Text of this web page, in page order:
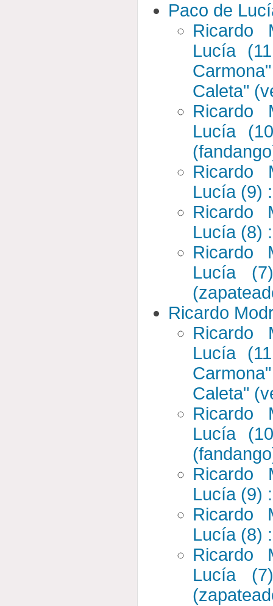
Paco de
Ricardo
Lucía
Caleta"
Ricardo
Lucía
Ricardo
Lucía (9)
Ricardo
Lucía (8)
Ricardo
Lucía
Ricardo
Ricardo
Lucía
Caleta"
Ricardo
Lucía
Ricardo
Lucía (9)
Ricardo
Lucía (8)
Ricardo
Lucía